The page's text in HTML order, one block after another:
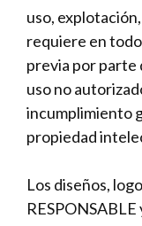
uso,
requiere en
previa por parte
uso no
incumplimiento
propiedad
Los diseños,